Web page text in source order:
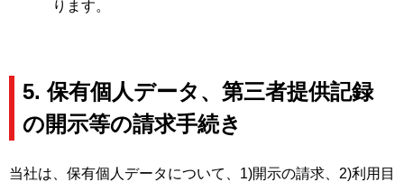
ります。
5. 保有個人データ、第三者提供記録
の開示等の請求手続き
当社は、保有個人データについて、1)開示の請求、2)利用目